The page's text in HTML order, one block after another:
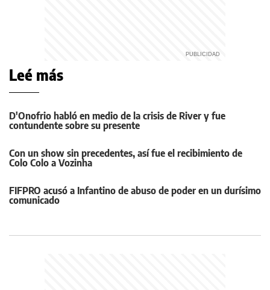
Leé más
D'Onofrio habló en medio de la crisis de River y fue
contundente sobre su presente
Con un show sin precedentes, así fue el recibimiento de
Colo Colo a Vozinha
FIFPRO acusó a Infantino de abuso de poder en un durísimo
comunicado